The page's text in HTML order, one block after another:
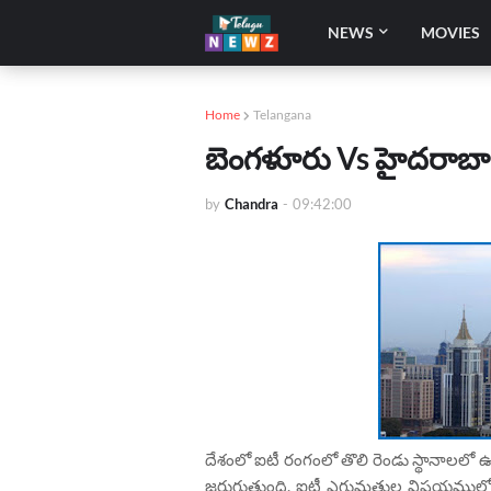
NEWS MOVIES
Home Telangana
బెంగళూరు Vs
by Chandra - 09:42:00
దేశంలో ఐటీ రంగంలో తొలి రెండు స్థానాలలో
జరుగుతుంది. ఐటీ ఎగుమతుల